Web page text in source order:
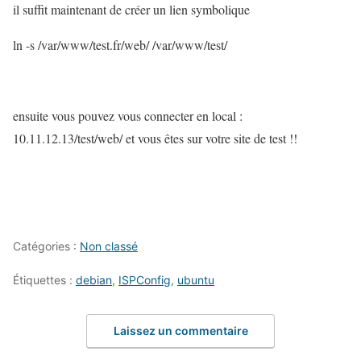
il suffit maintenant de créer un lien symbolique
ln -s /var/www/test.fr/web/ /var/www/test/
ensuite vous pouvez vous connecter en local :
10.11.12.13/test/web/ et vous êtes sur votre site de test !!
Catégories : Non classé
Étiquettes : debian, ISPConfig, ubuntu
Laissez un commentaire